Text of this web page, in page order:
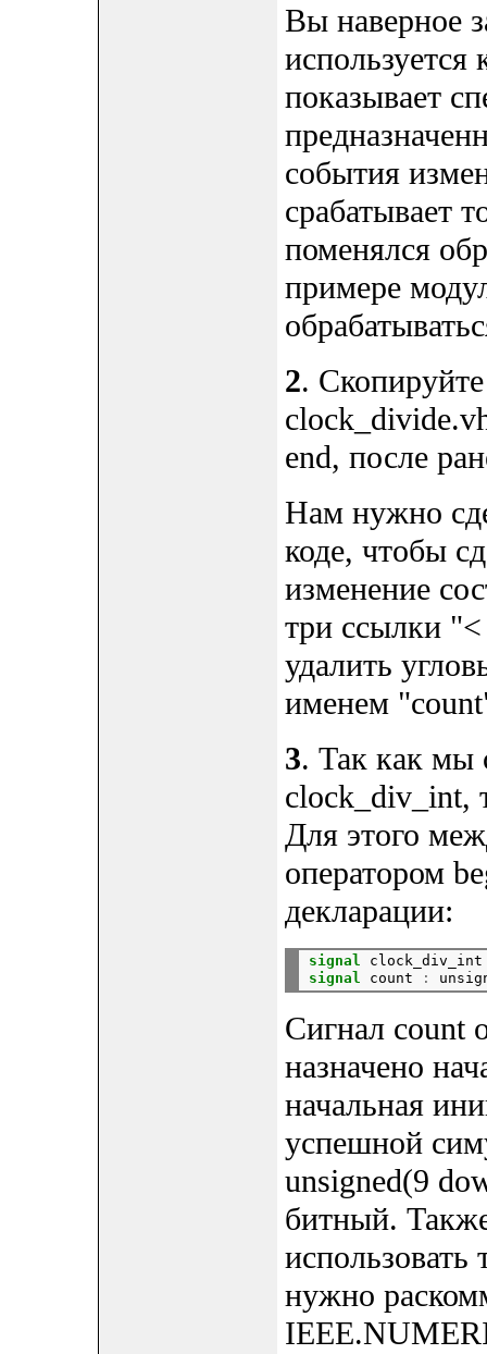
Вы наверное
показывает
события
срабатывает
поменялся
примере
2.
end, после
Нам нужно
коде, чтобы
изменение
три ссылки
удалить
именем
3. Так как мы
clock_div_int,
Для этого
оператором
декларации:
signal
signal count :
Сигнал count
назначено
начальная
успешной
unsigned(9
битный.
нужно